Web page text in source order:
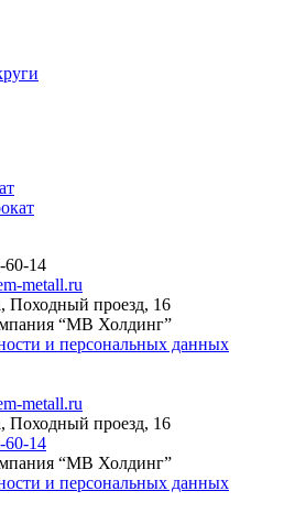
60-14
metall.ru
Походный проезд, 16
“MB Холдинг”
и персональных данных
metall.ru
Походный проезд, 16
60-14
“MB Холдинг”
и персональных данных